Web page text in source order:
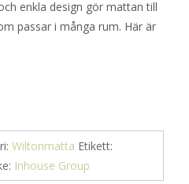
enkla design gör mattan till
passar i många rum. Här är
Wiltonmatta Etikett:
Inhouse Group